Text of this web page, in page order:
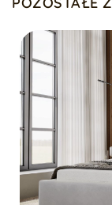
Ilość paczek
Nóżki
Stan
Kolor:
Zielony –
Dodatkowe
Drewniana
Pojemny
Wezgłowie